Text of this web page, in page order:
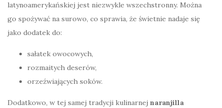
latynoamerykańskiej jest niezwykle wszechstronny. Można
go spożywać na surowo, co sprawia, że świetnie nadaje się
jako dodatek do:
sałatek owocowych,
rozmaitych deserów,
orzeźwiających soków.
Dodatkowo, w tej samej tradycji kulinarnej naranjilla